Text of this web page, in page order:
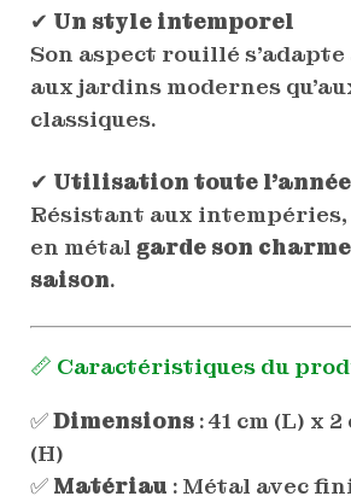
✔ Un style intemporel
Son aspect rouillé
aux jardins modernes
classiques.
✔ Utilisation toute l’année
Résistant aux
en métal garde son
saison.
📏 Caractéristiques du
✅Dimensions: 41 cm (L) x 2
(H)
✅ Matériau : Métal avec